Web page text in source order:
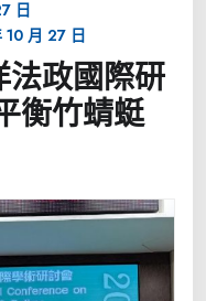
日
月 27 日
政國際研
衡竹蜻蜓